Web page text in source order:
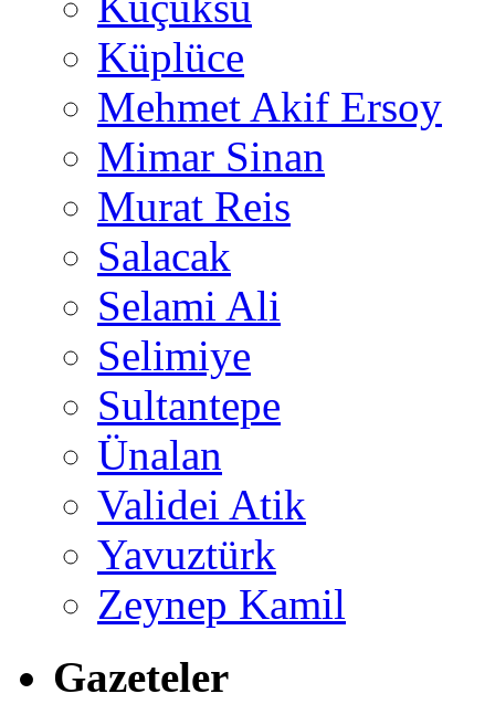
Küplüce
Mehmet Akif Ersoy
Mimar Sinan
Murat Reis
Salacak
Selami Ali
Selimiye
Sultantepe
Ünalan
Validei Atik
Yavuztürk
Zeynep Kamil
Gazeteler